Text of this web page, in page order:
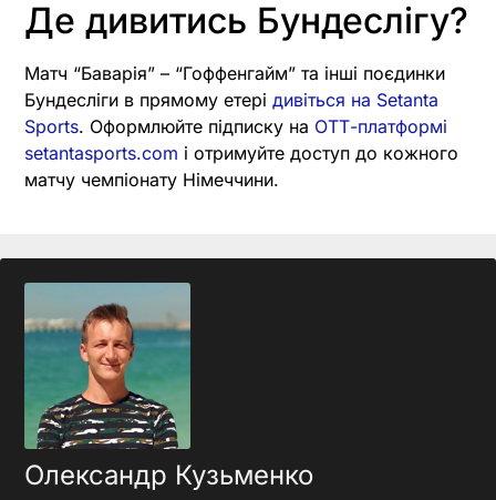
Де дивитись Бундеслігу?
Матч “Баварія” – “Гоффенгайм” та інші поєдинки
Бундесліги в прямому етері дивіться на Setanta
Sports. Оформлюйте підписку на ОТТ-платформі
setantasports.com і отримуйте доступ до кожного
матчу чемпіонату Німеччини.
Олександр Кузьменко